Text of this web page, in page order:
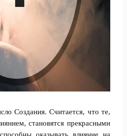
Создания. Считается, что те,
становятся прекрасными